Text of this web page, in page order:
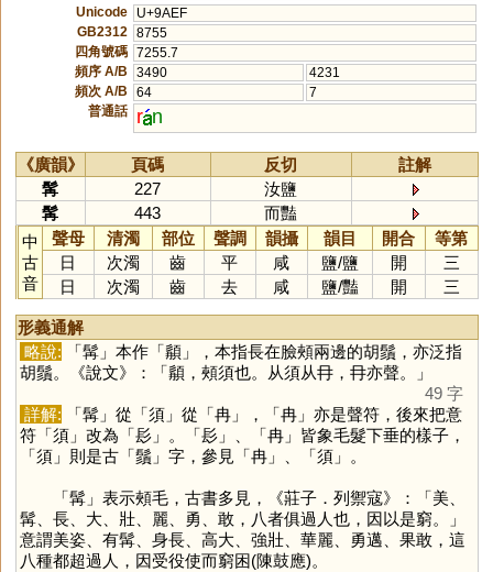
Unicode
U+9AEF
GB2312
8755
四角號碼 7255.7
頻序 A/B
3490
4231
頻次 A/B
64
7
普通話
r n
《廣韻》 頁碼 反切
註解
髯
227
汝鹽
髯
443
而豔
中
古
音
聲母 清濁 部位 聲調 韻攝 韻目 開合
等第
日
次濁 齒 平 咸 鹽/鹽 開
三
日
次濁 齒 去 咸 鹽/豔 開 三
形義通解
略說: 「 髯」本作「 䫇 」，本指長在臉頰兩邊的胡鬚，亦泛指
胡鬚。《說文》：「䫇，頰須也。从須从冄，冄亦聲。」
49 字
詳解: 「 髯」從「 須」從「 冉」，「 冉」亦是聲符，後來把意
符「 須」改為「 髟」。「 髟」、「 冉」皆象毛髮下垂的樣子，
「 須」則是古「 鬚 」字，參見「 冉」、「 須」。
「 髯」表示頰毛，古書多見，《莊子．列禦寇》：「美、
髯、長、大、壯、麗、勇、敢，八者俱過人也，因以是窮。」
意謂美姿、有髯、身長、高大、強壯、華麗、勇邁、果敢，這
八種都超過人，因受役使而窮困(陳鼓應)。